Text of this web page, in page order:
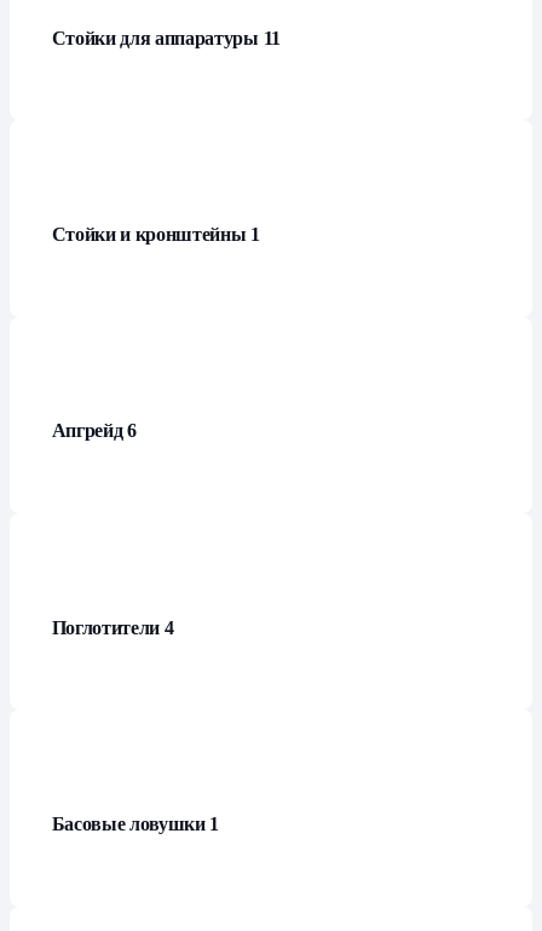
Стойки для аппаратуры 11
Стойки и кронштейны 1
Апгрейд6
Поглотители 4
Басовые ловушки 1